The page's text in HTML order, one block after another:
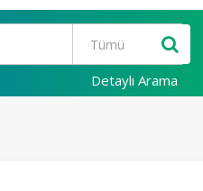
Detaylı Arama